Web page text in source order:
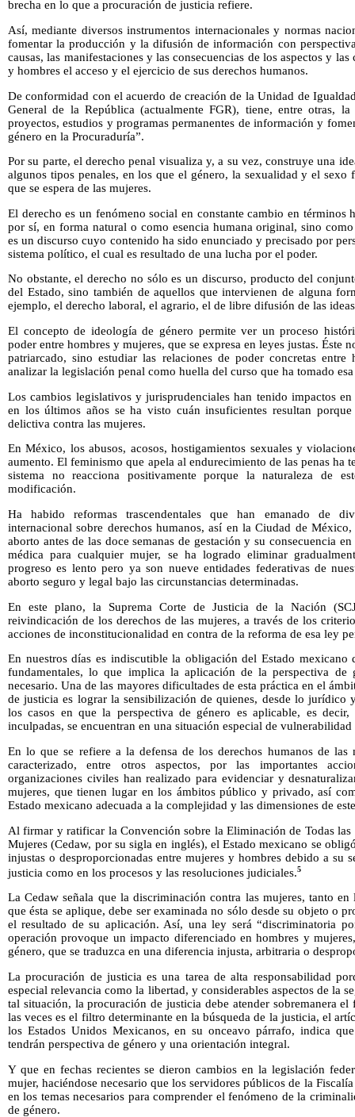
brecha en lo que a procuración de justicia refiere.
Así, mediante diversos instrumentos internacionales y normas
fomentar la producción y la difusión de información con
causas, las manifestaciones y las consecuencias de los aspectos y
y hombres el acceso y el ejercicio de sus derechos humanos.
De conformidad con el acuerdo de creación de la Unidad de
General de la República (actualmente FGR), tiene, entre otras,
proyectos, estudios y programas permanentes de información y
género en la Procuraduría”.
Por su parte, el derecho penal visualiza y, a su vez, construye una
algunos tipos penales, en los que el género, la sexualidad y el
que se espera de las mujeres.
El derecho es un fenómeno social en constante cambio en términos
por sí, en forma natural o como esencia humana original, sino
es un discurso cuyo contenido ha sido enunciado y precisado por
sistema político, el cual es resultado de una lucha por el poder.
No obstante, el derecho no sólo es un discurso, producto del
del Estado, sino también de aquellos que intervienen de alguna
ejemplo, el derecho laboral, el agrario, el de libre difusión de las
El concepto de ideología de género permite ver un proceso
poder entre hombres y mujeres, que se expresa en leyes justas. Éste
patriarcado, sino estudiar las relaciones de poder concretas
analizar la legislación penal como huella del curso que ha tomado
Los cambios legislativos y jurisprudenciales han tenido impactos
en los últimos años se ha visto cuán insuficientes resultan
delictiva contra las mujeres.
En México, los abusos, acosos, hostigamientos sexuales y
aumento. El feminismo que apela al endurecimiento de las penas ha
sistema no reacciona positivamente porque la naturaleza de
modificación.
Ha habido reformas trascendentales que han emanado de
internacional sobre derechos humanos, así en la Ciudad de
aborto antes de las doce semanas de gestación y su consecuencia
médica para cualquier mujer, se ha logrado eliminar
progreso es lento pero ya son nueve entidades federativas de
aborto seguro y legal bajo las circunstancias determinadas.
En este plano, la Suprema Corte de Justicia de la Nación
reivindicación de los derechos de las mujeres, a través de los
acciones de inconstitucionalidad en contra de la reforma de esa ley
En nuestros días es indiscutible la obligación del Estado mexicano
fundamentales, lo que implica la aplicación de la perspectiva de
necesario. Una de las mayores dificultades de esta práctica en el
de justicia es lograr la sensibilización de quienes, desde lo
los casos en que la perspectiva de género es aplicable, es
inculpadas, se encuentran en una situación especial de
En lo que se refiere a la defensa de los derechos humanos de
caracterizado, entre otros aspectos, por las importantes
organizaciones civiles han realizado para evidenciar y
mujeres, que tienen lugar en los ámbitos público y privado, así
Estado mexicano adecuada a la complejidad y las dimensiones de
Al firmar y ratificar la Convención sobre la Eliminación de Todas
Mujeres (Cedaw, por su sigla en inglés), el Estado mexicano se
injustas o desproporcionadas entre mujeres y hombres debido a su
justicia como en los procesos y las resoluciones judiciales.5
La Cedaw señala que la discriminación contra las mujeres, tanto
que ésta se aplique, debe ser examinada no sólo desde su objeto o
el resultado de su aplicación. Así, una ley será “discriminatoria
operación provoque un impacto diferenciado en hombres y
género, que se traduzca en una diferencia injusta, arbitraria o
La procuración de justicia es una tarea de alta responsabilidad
especial relevancia como la libertad, y considerables aspectos de la
tal situación, la procuración de justicia debe atender sobremanera
las veces es el filtro determinante en la búsqueda de la justicia, el
los Estados Unidos Mexicanos, en su onceavo párrafo, indica
tendrán perspectiva de género y una orientación integral.
Y que en fechas recientes se dieron cambios en la legislación
mujer, haciéndose necesario que los servidores públicos de la
en los temas necesarios para comprender el fenómeno de la
de género.